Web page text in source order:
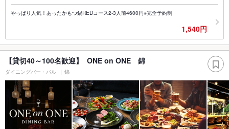
やっぱり人気！あったかもつ鍋REDコース2-3人前4600円※完全予約制
1,540円
【貸切40～100名歓迎】 ONE on ONE 錦
ダイニングバー・バル 錦